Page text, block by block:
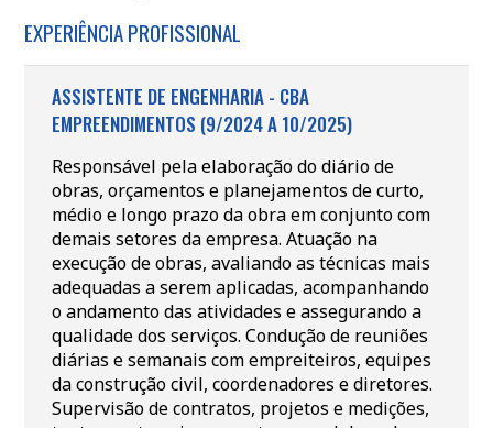
EXPERIÊNCIA PROFISSIONAL
ASSISTENTE DE ENGENHARIA - CBA
EMPREENDIMENTOS (9/2024 A 10/2025)
Responsável pela elaboração do diário de
obras, orçamentos e planejamentos de curto,
médio e longo prazo da obra em conjunto com
demais setores da empresa. Atuação na
execução de obras, avaliando as técnicas mais
adequadas a serem aplicadas, acompanhando
o andamento das atividades e assegurando a
qualidade dos serviços. Condução de reuniões
diárias e semanais com empreiteiros, equipes
da construção civil, coordenadores e diretores.
Supervisão de contratos, projetos e medições,